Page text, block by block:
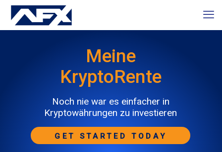
Meine
KryptoRente
Noch nie war es einfacher in
Kryptowährungen zu investieren
GET STARTED TODAY